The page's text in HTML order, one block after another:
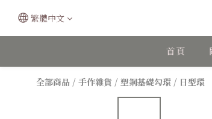
繁體中文
首頁
全部商品 / 手作雜貨 / 塑鋼基礎勾環 / 日型環